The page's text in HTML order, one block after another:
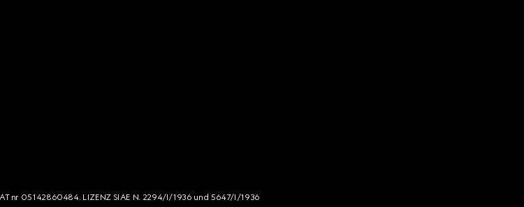
nr 05142860484. LIZENZ SIAE N. 2294/I/1936 und 5647/I/1936